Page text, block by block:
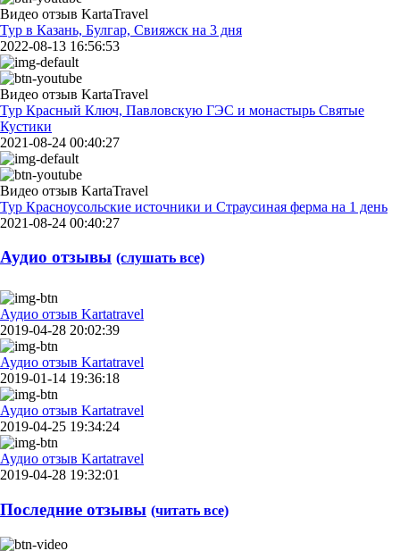
Видео отзыв KartaTravel
Тур в Казань, Булгар, Свияжск на 3 дня
2022-08-13 16:56:53
Видео отзыв KartaTravel
Тур Красный Ключ, Павловскую ГЭС и монастырь Святые
Кустики
2021-08-24 00:40:27
Видео отзыв KartaTravel
Тур Красноусольские источники и Страусиная ферма на 1 день
2021-08-24 00:40:27
Аудио отзывы (слушать все)
Аудио отзыв Kartatravel
2019-04-28 20:02:39
Аудио отзыв Kartatravel
2019-01-14 19:36:18
Аудио отзыв Kartatravel
2019-04-25 19:34:24
Аудио отзыв Kartatravel
2019-04-28 19:32:01
Последние отзывы (читать все)